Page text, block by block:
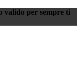
valido per sempre ti